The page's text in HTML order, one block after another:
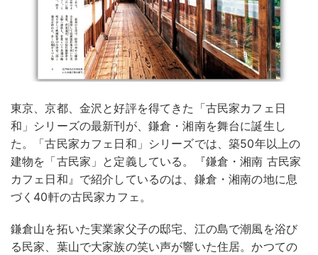
東京、京都、金沢と好評を得てきた「古民家カフェ日
和」シリーズの最新刊が、鎌倉・湘南を舞台に誕生し
た。「古民家カフェ日和」シリーズでは、築50年以上の
建物を「古民家」と定義している。『鎌倉・湘南 古民家
カフェ日和』で紹介しているのは、鎌倉・湘南の地に息
づく40軒の古民家カフェ。
鎌倉山を拓いた実業家父子の邸宅、江の島で潮風を浴び
る民家、葉山で大家族の笑い声が響いた住居。かつての